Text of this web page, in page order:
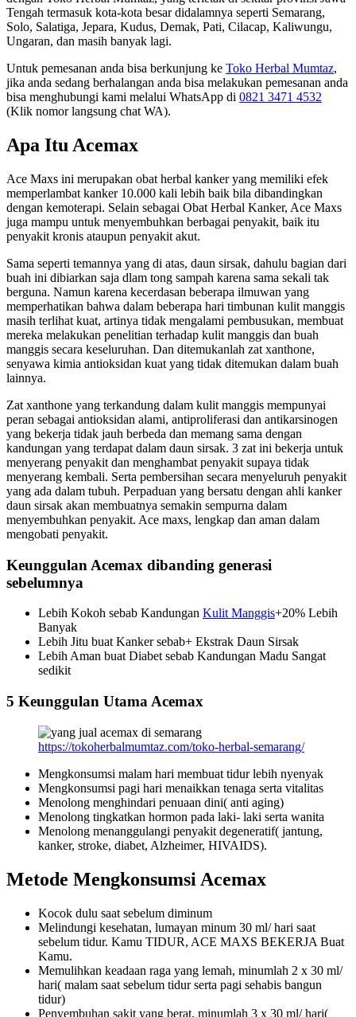
Tengah termasuk kota-kota besar didalamnya seperti Semarang,
Solo, Salatiga, Jepara, Kudus, Demak, Pati, Cilacap, Kaliwungu,
Ungaran, dan masih banyak lagi.
Untuk pemesanan anda bisa berkunjung ke Toko Herbal Mumtaz,
jika anda sedang berhalangan anda bisa melakukan pemesanan anda
bisa menghubungi kami melalui WhatsApp di 0821 3471 4532
(Klik nomor langsung chat WA).
Apa Itu Acemax
Ace Maxs ini merupakan obat herbal kanker yang memiliki efek
memperlambat kanker 10.000 kali lebih baik bila dibandingkan
dengan kemoterapi. Selain sebagai Obat Herbal Kanker, Ace Maxs
juga mampu untuk menyembuhkan berbagai penyakit, baik itu
penyakit kronis ataupun penyakit akut.
Sama seperti temannya yang di atas, daun sirsak, dahulu bagian dari
buah ini dibiarkan saja dlam tong sampah karena sama sekali tak
berguna. Namun karena kecerdasan beberapa ilmuwan yang
memperhatikan bahwa dalam beberapa hari timbunan kulit manggis
masih terlihat kuat, artinya tidak mengalami pembusukan, membuat
mereka melakukan penelitian terhadap kulit manggis dan buah
manggis secara keseluruhan. Dan ditemukanlah zat xanthone,
senyawa kimia antioksidan kuat yang tidak ditemukan dalam buah
lainnya.
Zat xanthone yang terkandung dalam kulit manggis mempunyai
peran sebagai antioksidan alami, antiproliferasi dan antikarsinogen
yang bekerja tidak jauh berbeda dan memang sama dengan
kandungan yang terdapat dalam daun sirsak. 3 zat ini bekerja untuk
menyerang penyakit dan menghambat penyakit supaya tidak
menyerang kembali. Serta pembersihan secara menyeluruh penyakit
yang ada dalam tubuh. Perpaduan yang bersatu dengan ahli kanker
daun sirsak akan membuatnya semakin sempurna dalam
menyembuhkan penyakit. Ace maxs, lengkap dan aman dalam
mengobati penyakit.
Keunggulan Acemax dibanding generasi
sebelumnya
Lebih Kokoh sebab Kandungan Kulit Manggis+20% Lebih
Banyak
Lebih Jitu buat Kanker sebab+ Ekstrak Daun Sirsak
Lebih Aman buat Diabet sebab Kandungan Madu Sangat
sedikit
5 Keunggulan Utama Acemax
https://tokoherbalmumtaz.com/toko-herbal-semarang/
Mengkonsumsi malam hari membuat tidur lebih nyenyak
Mengkonsumsi pagi hari menaikkan tenaga serta vitalitas
Menolong menghindari penuaan dini( anti aging)
Menolong tingkatkan hormon pada laki- laki serta wanita
Menolong menanggulangi penyakit degeneratif( jantung,
kanker, stroke, diabet, Alzheimer, HIVAIDS).
Metode Mengkonsumsi Acemax
Kocok dulu saat sebelum diminum
Melindungi kesehatan, lumayan minum 30 ml/ hari saat
sebelum tidur. Kamu TIDUR, ACE MAXS BEKERJA Buat
Kamu.
Memulihkan keadaan raga yang lemah, minumlah 2 x 30 ml/
hari( malam saat sebelum tidur serta pagi sehabis bangun
tidur)
Penyembuhan sakit yang berat, minumlah 3 x 30 ml/ hari(